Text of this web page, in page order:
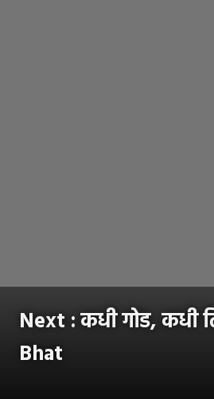
Next : कधी गोड, कधी
Bhat